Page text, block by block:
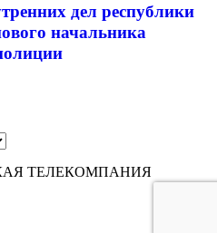
дел республики
начальника
ТЕЛЕКОМПАНИЯ